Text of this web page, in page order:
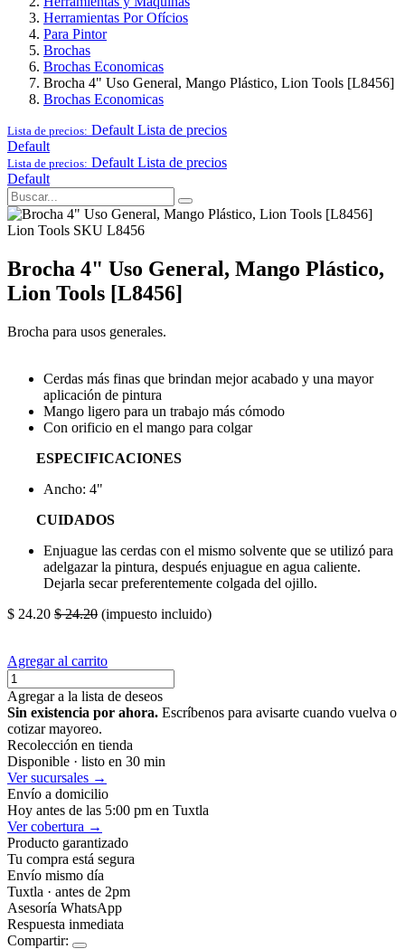
Herramientas Por Ofícios
Para Pintor
Brochas
Brochas Economicas
Brocha 4" Uso General, Mango Plástico, Lion Tools [L8456]
Brochas Economicas
Lista de precios: Default Lista de precios
Default
Lista de precios: Default Lista de precios
Default
Lion Tools SKU L8456
Brocha 4" Uso General, Mango Plástico,
Lion Tools [L8456]
Brocha para usos generales.
Cerdas más finas que brindan mejor acabado y una mayor
aplicación de pintura
Mango ligero para un trabajo más cómodo
Con orificio en el mango para colgar
ESPECIFICACIONES
Ancho: 4"
CUIDADOS
Enjuague las cerdas con el mismo solvente que se utilizó para
adelgazar la pintura, después enjuague en agua caliente.
Dejarla secar preferentemente colgada del ojillo.
$ 24.20 $24.20 (impuesto incluido)
Agregar al carrito
Agregar a la lista de deseos
Sin existencia por ahora. Escríbenos para avisarte cuando vuelva o
cotizar mayoreo.
Recolección en tienda
Disponible · listo en 30 min
Ver sucursales →
Envío a domicilio
Hoy antes de las 5:00 pm en Tuxtla
Ver cobertura →
Producto garantizado
Tu compra está segura
Envío mismo día
Tuxtla · antes de 2pm
Asesoría WhatsApp
Respuesta inmediata
Compartir: